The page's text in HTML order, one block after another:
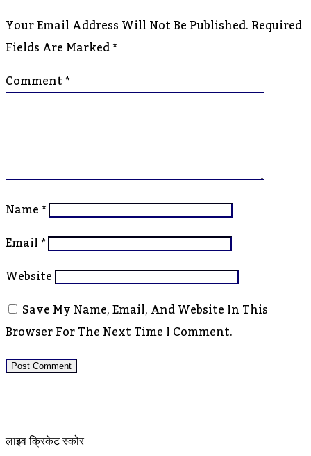
Your Email Address Will Not Be Published.Required
Fields Are Marked*
Comment*
Name*
Email*
Website
Save My Name, Email, And Website In This
Browser For The Next Time I Comment.
लाइव क्रिकेट स्कोर